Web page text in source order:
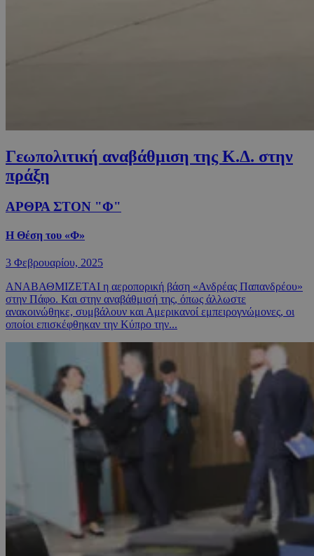
Γεωπολιτική αναβάθμιση της Κ.Δ. στην
πράξη
ΑΡΘΡΑ ΣΤΟΝ "Φ"
Η Θέση του «Φ»
3 Φεβρουαρίου, 2025
ΑΝΑΒΑΘΜΙΖΕΤΑΙ η αεροπορική βάση «Ανδρέας Παπανδρέου»
στην Πάφο. Και στην αναβάθμισή της, όπως άλλωστε
ανακοινώθηκε, συμβάλουν και Αμερικανοί εμπειρογνώμονες, οι
οποίοι επισκέφθηκαν την Κύπρο την...